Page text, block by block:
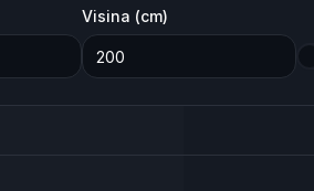
Visina (cm)